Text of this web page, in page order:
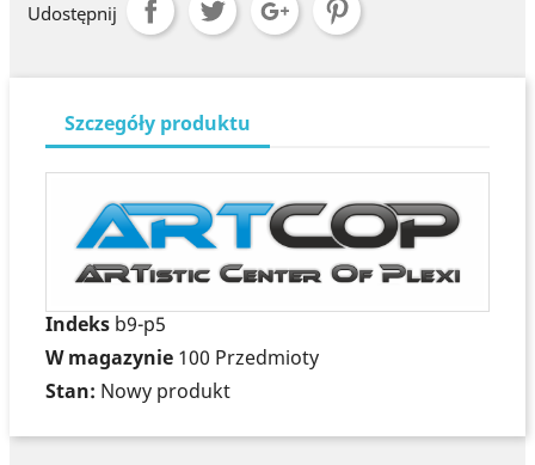
Udostępnij
Szczegóły produktu
Indeks b9-p5
W magazynie 100 Przedmioty
Stan: Nowy produkt